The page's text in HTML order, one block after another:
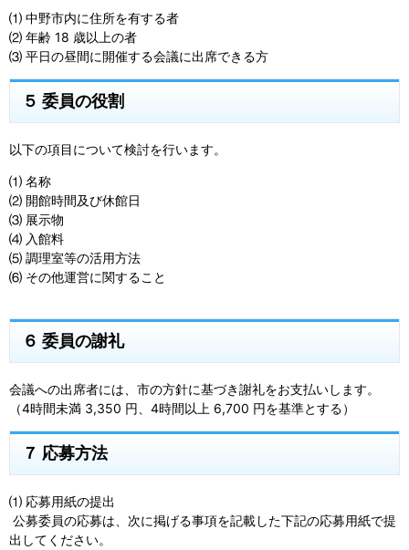
⑴ 中野市内に住所を有する者
⑵ 年齢 18 歳以上の者
⑶ 平日の昼間に開催する会議に出席できる方
５ 委員の役割
以下の項目について検討を行います。
⑴ 名称
⑵ 開館時間及び休館日
⑶ 展示物
⑷ 入館料
⑸ 調理室等の活用方法
⑹ その他運営に関すること
６ 委員の謝礼
会議への出席者には、市の方針に基づき謝礼をお支払いします。
（4時間未満 3,350 円、4時間以上 6,700 円を基準とする）
７ 応募方法
⑴ 応募用紙の提出
公募委員の応募は、次に掲げる事項を記載した下記の応募用紙で提
出してください。